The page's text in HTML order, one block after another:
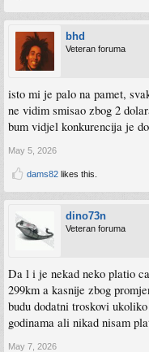
bhd
Veteran foruma
isto mi je palo na pamet,
ne vidim smisao zbog 2
bum vidjel konkurencija je
May 5, 2026
dams82 likes this.
dino73n
Veteran foruma
Da l i je nekad neko platio
299km a kasnije zbog
budu dodatni troskovi
godinama ali nikad nisam
May 7, 2026